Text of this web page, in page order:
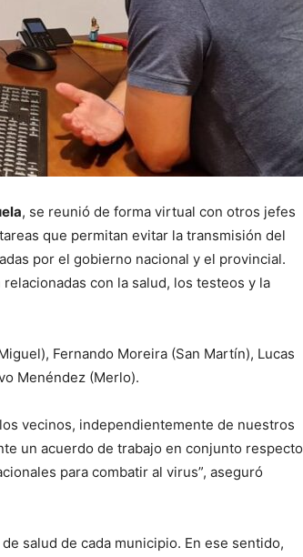
, se reunió de forma virtual con otros jefes
que permitan evitar la transmisión del
por el gobierno nacional y el provincial.
con la salud, los testeos y la
Fernando Moreira (San Martín), Lucas
Menéndez (Merlo).
vecinos, independientemente de nuestros
un acuerdo de trabajo en conjunto respecto
para combatir al virus”, aseguró
salud de cada municipio. En ese sentido,